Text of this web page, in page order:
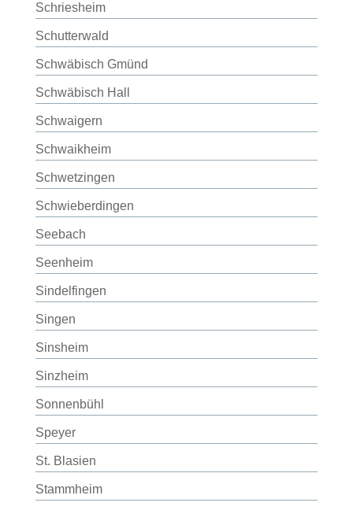
Schriesheim
Schutterwald
Schwäbisch Gmünd
Schwäbisch Hall
Schwaigern
Schwaikheim
Schwetzingen
Schwieberdingen
Seebach
Seenheim
Sindelfingen
Singen
Sinsheim
Sinzheim
Sonnenbühl
Speyer
St. Blasien
Stammheim